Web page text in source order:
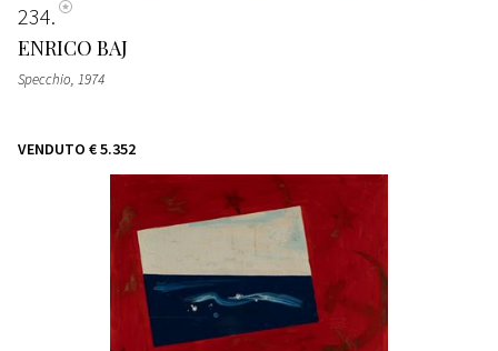
234
ENRICO BAJ
Specchio, 1974
VENDUTO € 5.352